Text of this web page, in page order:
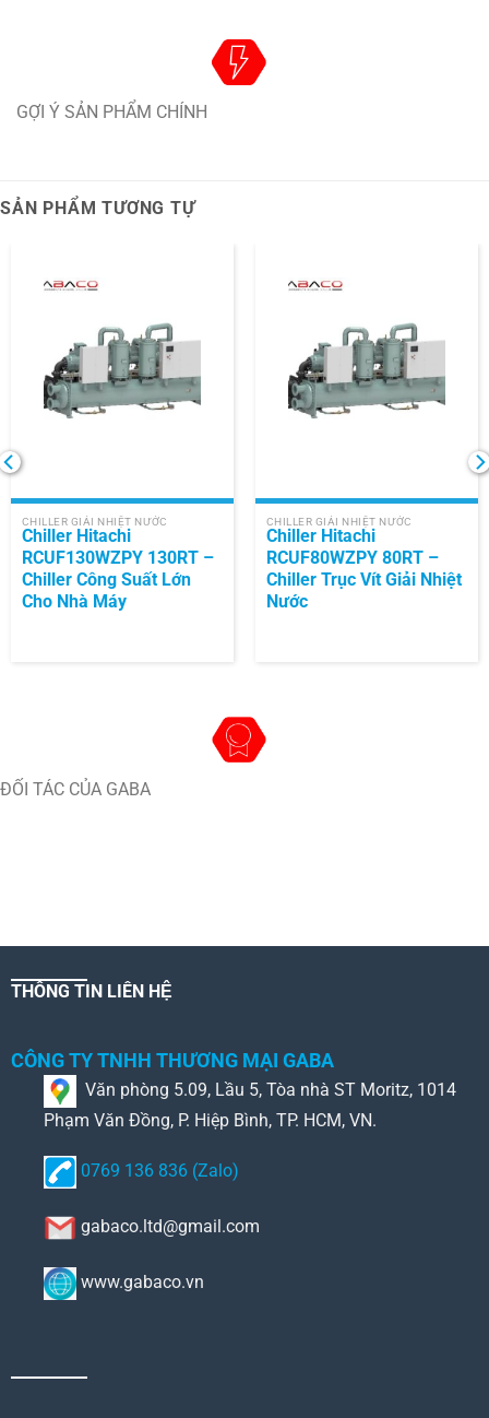
GỢI Ý SẢN PHẨM CHÍNH
SẢN PHẨM TƯƠNG TỰ
CHILLER GIẢI NHIỆT NƯỚC
Chiller Hitachi
RCUF130WZPY 130RT –
Chiller Công Suất Lớn
Cho Nhà Máy
CHILLER GIẢI NHIỆT NƯỚC
Chiller Hitachi
RCUF80WZPY 80RT –
Chiller Trục Vít Giải Nhiệt
Nước
ĐỐI TÁC CỦA GABA
THÔNG TIN LIÊN HỆ
CÔNG TY TNHH THƯƠNG MẠI GABA
Văn phòng 5.09, Lầu 5, Tòa nhà ST Moritz, 1014
Phạm Văn Đồng, P. Hiệp Bình, TP. HCM, VN.
0769 136 836 (Zalo)
gabaco.ltd@gmail.com
www.gabaco.vn